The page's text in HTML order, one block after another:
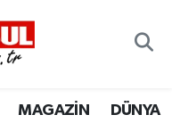
MAGAZİN DÜNYA